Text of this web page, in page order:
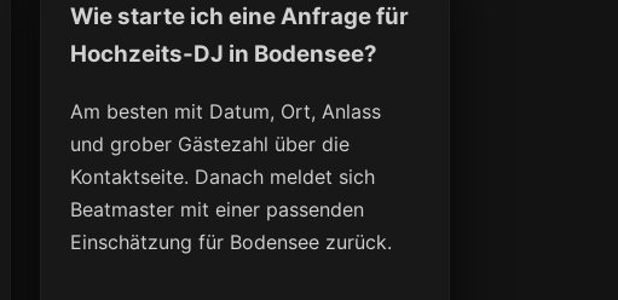
Wie starte ich eine Anfrage für
Hochzeits-DJ in Bodensee?
Am besten mit Datum, Ort, Anlass
und grober Gästezahl über die
Kontaktseite. Danach meldet sich
Beatmaster mit einer passenden
Einschätzung für Bodensee zurück.